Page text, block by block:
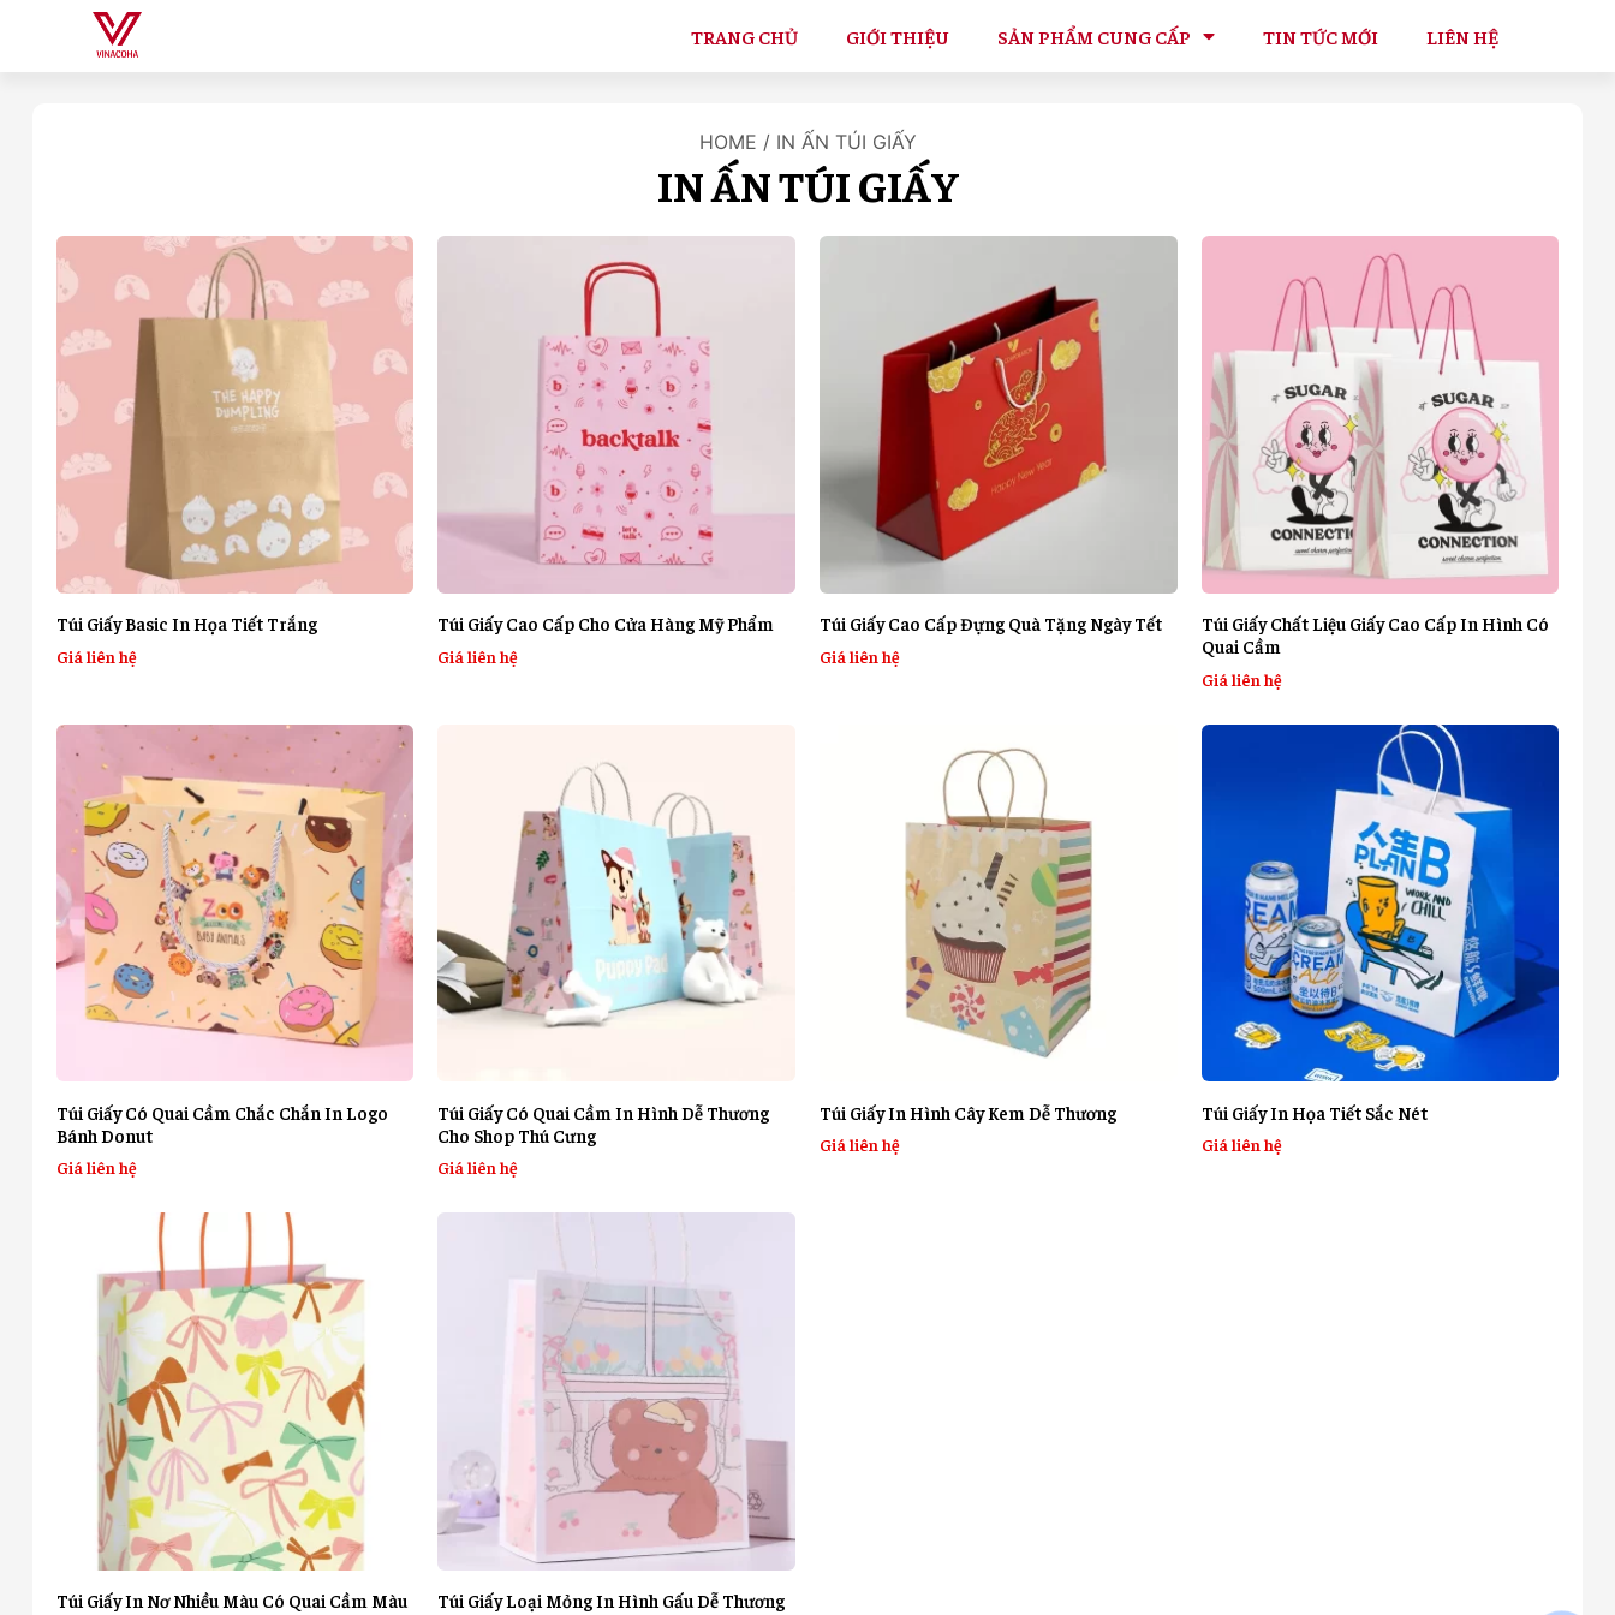
TRANG CHỦ GIỚI THIỆU SẢN PHẨM CUNG CẤP TIN TỨC MỚI LIÊN HỆ
HOME / IN ẤN TÚI GIẤY
IN ẤN TÚI GIẤY
Túi Giấy Basic In Họa Tiết Trắng
Giá liên hệ
Túi Giấy Cao Cấp Cho Cửa Hàng Mỹ Phẩm
Giá liên hệ
Túi Giấy Cao Cấp Đựng Quà Tặng Ngày Tết
Giá liên hệ
Túi Giấy Chất Liệu Giấy Cao Cấp In Hình Có
Quai Cầm
Giá liên hệ
Túi Giấy Có Quai Cầm Chắc Chắn In Logo
Bánh Donut
Giá liên hệ
Túi Giấy Có Quai Cầm In Hình Dễ Thương
Cho Shop Thú Cưng
Giá liên hệ
Túi Giấy In Hình Cây Kem Dễ Thương
Giá liên hệ
Túi Giấy In Họa Tiết Sắc Nét
Giá liên hệ
Túi Giấy In Nơ Nhiều Màu Có Quai Cầm Màu
Túi Giấy Loại Mỏng In Hình Gấu Dễ Thương